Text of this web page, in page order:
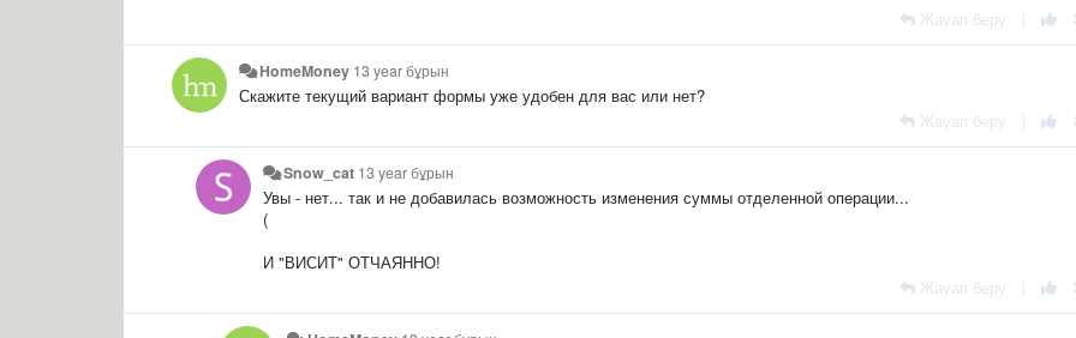
Жауап беру
HomeMoney 13 year бұрын
Скажите текущий вариант формы уже удобен для вас или нет?
Жауап беру
Snow_cat 13 year бұрын
Увы - нет... так и не добавилась возможность изменения суммы отделенной операции...
(
И "ВИСИТ" ОТЧАЯННО!
Жауап беру